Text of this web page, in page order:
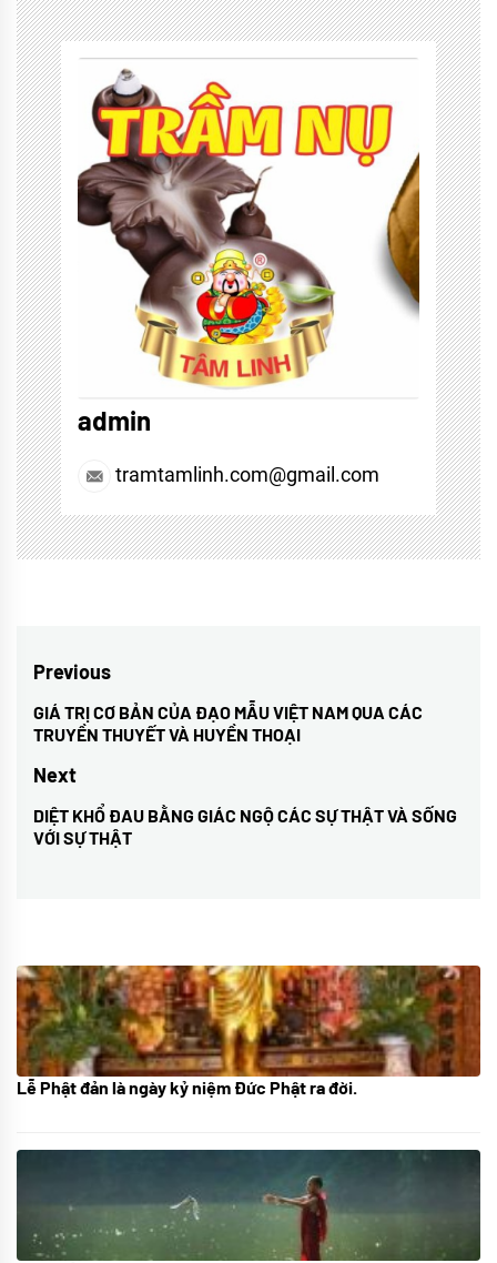
Cổ
truyền,
lời
hay
admin
tramtamlinh.com@gmail.com
Điều
hướng
viết
Previous
Previous
post:
GIÁ TRỊ CƠ BẢN CỦA ĐẠO MẪU VIỆT NAM QUA CÁC
TRUYỀN THUYẾT VÀ HUYỀN THOẠI
Next
Next
post:
DIỆT KHỔ ĐAU BẰNG GIÁC NGỘ CÁC SỰ THẬT VÀ SỐNG
VỚI SỰ THẬT
05/06/2024
Lễ Phật đản là ngày kỷ niệm Đức Phật ra đời.